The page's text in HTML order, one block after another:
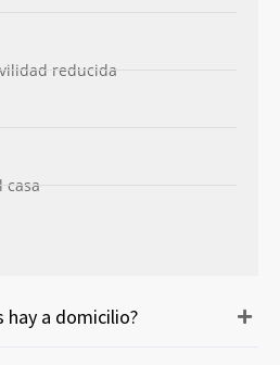
reducida
casa
hay a domicilio?